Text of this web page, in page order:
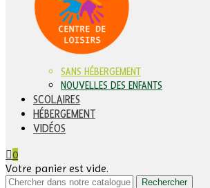
SANS HÉBERGEMENT
NOUVELLES DES ENFANTS
SCOLAIRES
HÉBERGEMENT
VIDÉOS
0
Votre panier est vide.
Rechercher